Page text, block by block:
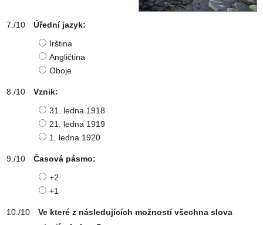
Úřední jazyk:
Irština
Angličtina
Oboje
Vznik:
31. ledna 1918
21. ledna 1919
1. ledna 1920
Časová pásmo:
+2
+1
Ve které z následujících možností všechna slova